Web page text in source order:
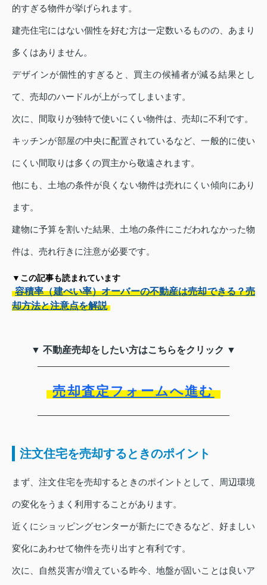
的すぎる物件が挙げられます。
建売住宅にはない個性を好む方は一定数いるものの、あまり
多くはありません。
デザインが個性的すぎると、買主の候補者が減る結果とし
て、売却のハードルが上がってしまいます。
次に、間取りが独特で使いにくい物件は、売却に不利です。
キッチンが部屋の中央に配置されているなど、一般的に使い
にくい間取りは多くの買主から敬遠されます。
他にも、土地の条件が良くない物件は売れにくい傾向にあり
ます。
建物に予算を割いた結果、土地の条件にこだわれなかった物
件は、売れ行きに注意が必要です。
▼この記事も読まれています
容積率（建ぺい率）オーバーの不動産は売却できる？売
却方法と注意点を解説
▼ 不動産売却をしたい方はこちらをクリック ▼
売却査定フォームへ進む
注文住宅を売却するときのポイント
まず、注文住宅を売却するときのポイントとして、周辺環境
の変化をうまく利用することがあります。
近くにショッピングセンターが新たにできるなど、好ましい
変化にあわせて物件を売り出すと有利です。
次に、自然災害が増えている昨今、地盤が固いことは良いア